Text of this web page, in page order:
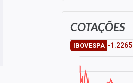
COTAÇÕES
IBOVESPA -1.2265